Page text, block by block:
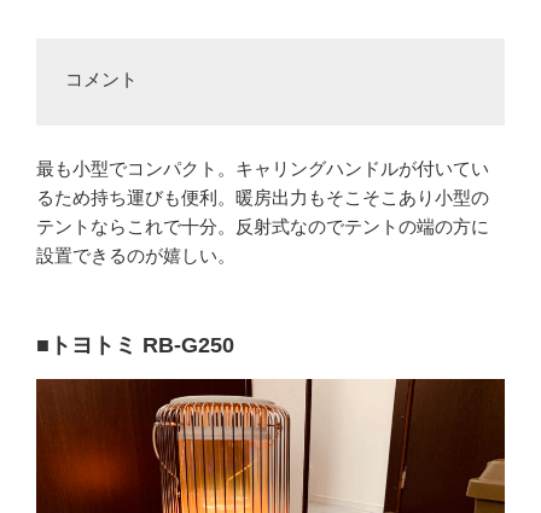
コメント
最も小型でコンパクト。キャリングハンドルが付いてい
るため持ち運びも便利。暖房出力もそこそこあり小型の
テントならこれで十分。反射式なのでテントの端の方に
設置できるのが嬉しい。
■トヨトミ RB-G250